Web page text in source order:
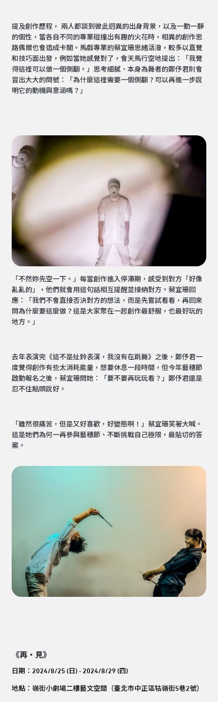
提及創作歷程， 兩人都談到彼此迥異的出身背景，以及一動一靜
的個性，當各自不同的專業碰撞出有趣的火花時，相異的創作思
路偶爾也會造成卡關。馬戲專業的蔡宜珊思緒活潑，較多以直覺
和技巧面出發，例如當她感覺對了，會天馬行空地提出：「我覺
得這裡可以做一個側翻。」思考細膩、本身為舞者的鄭伃君則會
冒出大大的問號：「為什麼這裡需要一個側翻？可以再進一步說
明它的動機與意涵嗎？」
「不然妳先空一下。」每當創作進入停滯期，感受到對方「好像
亂亂的」，他們就會用這句話相互提醒並接納對方。蔡宜珊回
應：「我們不會直接否決對方的想法，而是先嘗試看看，再回來
問為什麼要這麼做？這是大家聚在一起創作最舒服，也最好玩的
地方。」
去年表演完《這不是扯鈴表演，我沒有在跳舞》之後，鄭伃君一
度覺得創作有些太消耗能量，想要休息一段時間，但今年藝穗節
啟動報名之後，蔡宜珊問她：「要不要再玩玩看？」鄭伃君還是
忍不住點頭說好。
「雖然很痛苦，但是又好喜歡，好變態啊！」蔡宜珊笑著大喊。
這是她們為何一再參與藝穗節、不斷挑戰自己極限，最貼切的答
案。
《再・見》
日期：2024/8/25 (日) - 2024/8/29 (四)
地點：嶺街小劇場二樓藝文空間（臺北市中正區牯嶺街5巷2號）